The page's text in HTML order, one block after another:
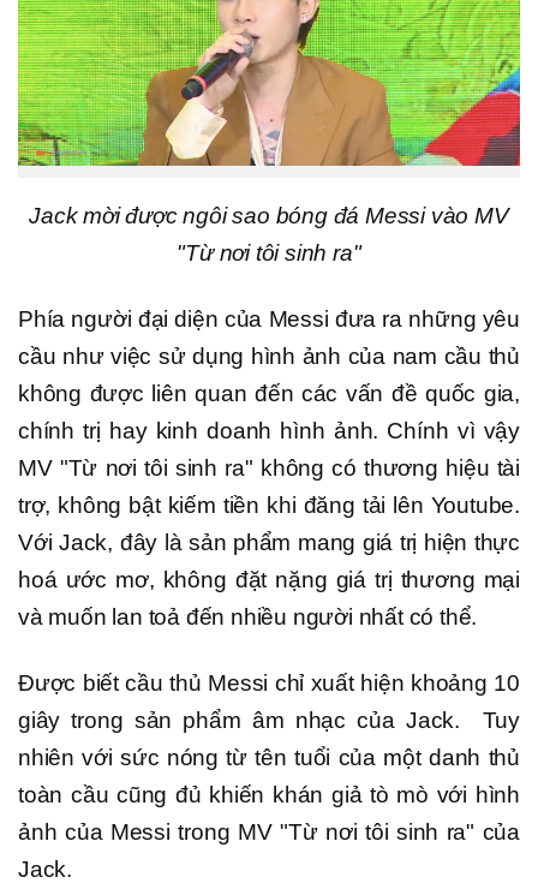
Jack mời được ngôi sao bóng đá Messi vào MV
"Từ nơi tôi sinh ra"
Phía người đại diện của Messi đưa ra những yêu
cầu như việc sử dụng hình ảnh của nam cầu thủ
không được liên quan đến các vấn đề quốc gia,
chính trị hay kinh doanh hình ảnh. Chính vì vậy
MV "Từ nơi tôi sinh ra" không có thương hiệu tài
trợ, không bật kiếm tiền khi đăng tải lên Youtube.
Với Jack, đây là sản phẩm mang giá trị hiện thực
hoá ước mơ, không đặt nặng giá trị thương mại
và muốn lan toả đến nhiều người nhất có thể.
Được biết cầu thủ Messi chỉ xuất hiện khoảng 10
giây trong sản phẩm âm nhạc của Jack. Tuy
nhiên với sức nóng từ tên tuổi của một danh thủ
toàn cầu cũng đủ khiến khán giả tò mò với hình
ảnh của Messi trong MV "Từ nơi tôi sinh ra" của
Jack.